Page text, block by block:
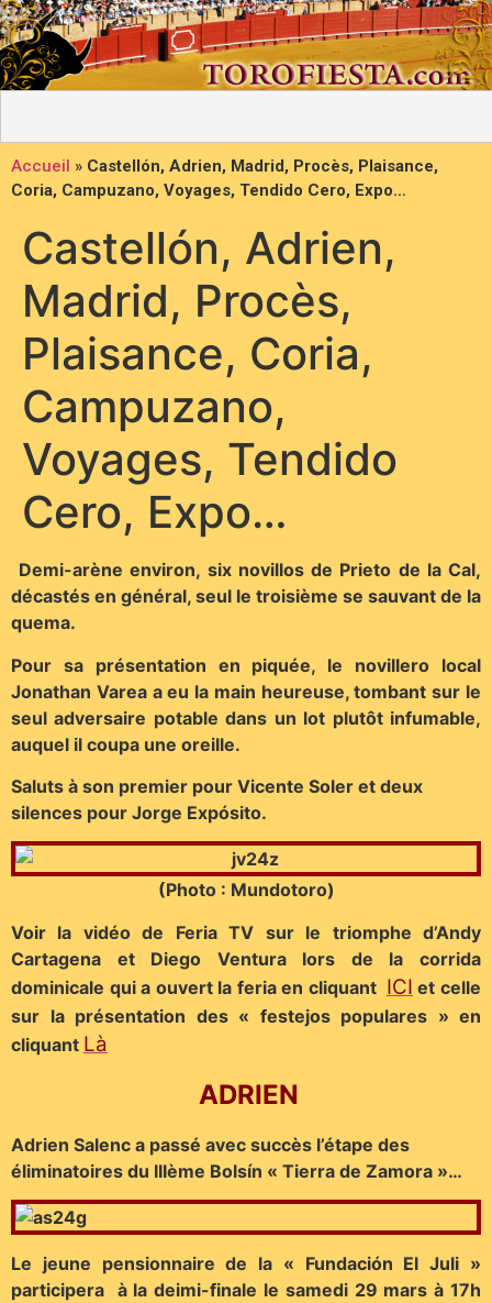
Accueil » Castellón, Adrien, Madrid, Procès, Plaisance,
Coria, Campuzano, Voyages, Tendido Cero, Expo…
Castellón, Adrien,
Madrid, Procès,
Plaisance, Coria,
Campuzano,
Voyages, Tendido
Cero, Expo…
Demi-arène environ, six novillos de Prieto de la Cal,
décastés en général, seul le troisième se sauvant de la
quema.
Pour sa présentation en piquée, le novillero local
Jonathan Varea a eu la main heureuse, tombant sur le
seul adversaire potable dans un lot plutôt infumable,
auquel il coupa une oreille.
Saluts à son premier pour Vicente Soler et deux
silences pour Jorge Expósito.
(Photo : Mundotoro)
Voir la vidéo de Feria TV sur le triomphe d’Andy
Cartagena et Diego Ventura lors de la corrida
dominicale qui a ouvert la feria en cliquant ICI et celle
sur la présentation des « festejos populares » en
cliquant Là
ADRIEN
Adrien Salenc a passé avec succès l’étape des
éliminatoires du IIIème Bolsín « Tierra de Zamora »…
Le jeune pensionnaire de la « Fundación El Juli »
participera à la deimi-finale le samedi 29 mars à 17h